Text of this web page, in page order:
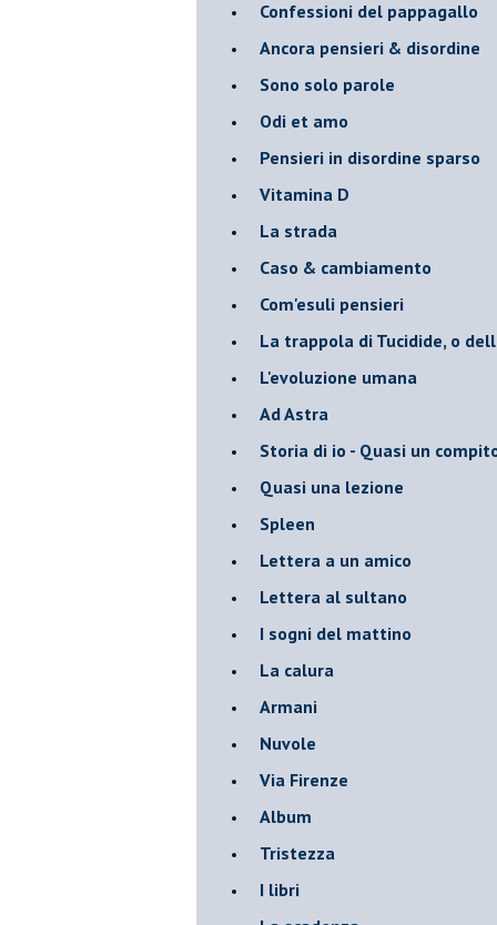
Confessioni del pappagallo
Ancora pensieri & disordine
Sono solo parole
Odi et amo
Pensieri in disordine sparso
Vitamina D
La strada
Caso & cambiamento
Com'esuli pensieri
La trappola di Tucidide, o
L'evoluzione umana
Ad Astra
Storia di io - Quasi un
Quasi una lezione
Spleen
Lettera a un amico
Lettera al sultano
I sogni del mattino
La calura
Armani
Nuvole
Via Firenze
Album
Tristezza
I libri